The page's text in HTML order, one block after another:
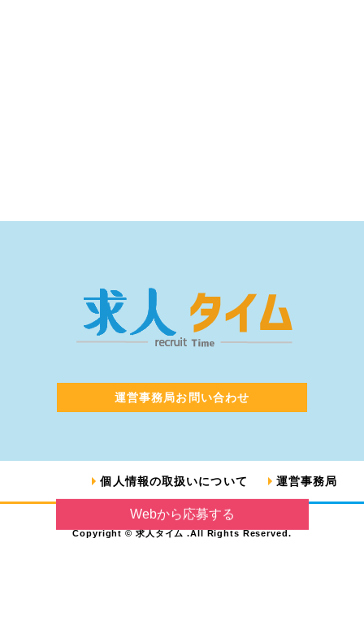
Webから応募する
運営事務局お問い合わせ
個人情報の取扱いについて 運営事務局
Copyright © 求人タイム .All Rights Reserved.